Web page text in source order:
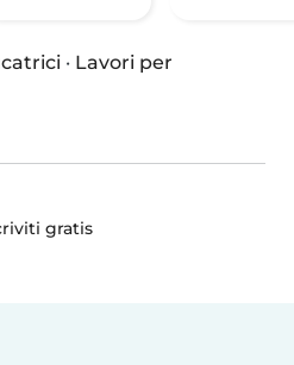
· Lavori per
gratis